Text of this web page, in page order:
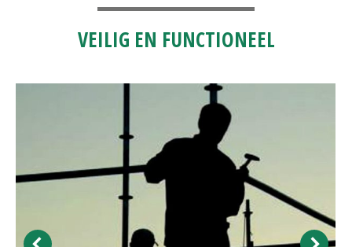
VEILIG EN FUNCTIONEEL